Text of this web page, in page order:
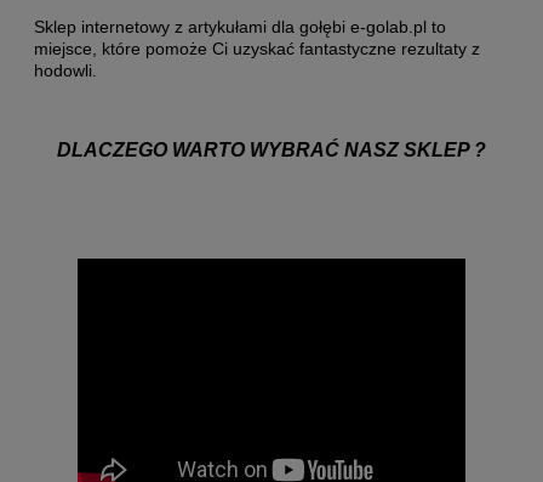
Sklep internetowy z artykułami dla gołębi e-golab.pl to
miejsce, które pomoże Ci uzyskać fantastyczne rezultaty z
hodowli.
DLACZEGO WARTO WYBRAĆ NASZ SKLEP ?